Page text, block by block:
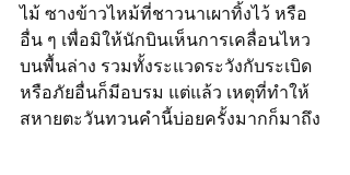
ไม้ ซางข้าวไหม้ที่ชาวนาเผาทิ้งไว้ หรือ
อื่น ๆ เพื่อมิให้นักบินเห็นการเคลื่อนไหว
บนพื้นล่าง รวมทั้งระแวดระวังกับระเบิด
หรือภัยอื่นก็มีอบรม แต่แล้ว เหตุที่ทำให้
สหายตะวันทวนคำนี้บ่อยครั้งมากก็มาถึง